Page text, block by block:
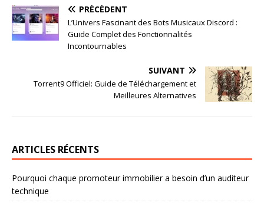
PRÉCÉDENT
L’Univers Fascinant des Bots Musicaux Discord :
Guide Complet des Fonctionnalités
Incontournables
SUIVANT
Torrent9 Officiel: Guide de Téléchargement et
Meilleures Alternatives
ARTICLES RÉCENTS
Pourquoi chaque promoteur immobilier a besoin d’un auditeur
technique